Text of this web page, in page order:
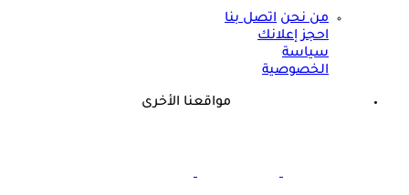
من نحن اتصل بنا
احجز إعلانك
سياسة
الخصوصية
مواقعنا الأخرى